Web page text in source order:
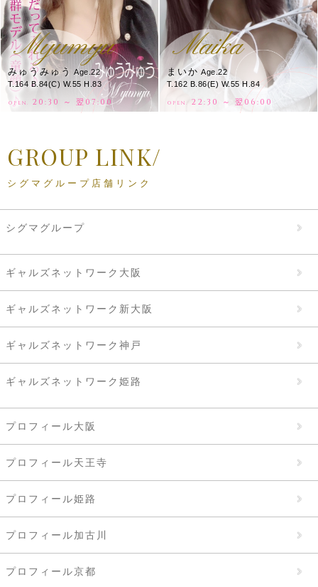
Myumyu
みゅうみゅう Age.22
T.164 B.84(C) W.55 H.83
OPEN. 20:30 ～ 翌07:00
Maika
まいか Age.22
T.162 B.86(E) W.55 H.84
OPEN. 22:30 ～ 翌06:00
GROUP LINK/
シグマグループ店舗リンク
シグマグループ
ギャルズネットワーク大阪
ギャルズネットワーク新大阪
ギャルズネットワーク神戸
ギャルズネットワーク姫路
プロフィール大阪
プロフィール天王寺
プロフィール姫路
プロフィール加古川
プロフィール京都